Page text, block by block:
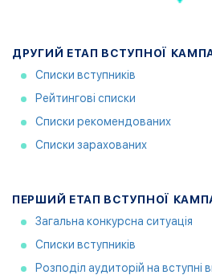
ДРУГИЙ ЕТАП ВСТУПНОЇ
Списки вступників
Рейтингові списки
Списки рекомендованих
Списки зарахованих
ПЕРШИЙ ЕТАП ВСТУПНОЇ
Загальна конкурсна ситуація
Списки вступників
Розподіл аудиторій на вступні